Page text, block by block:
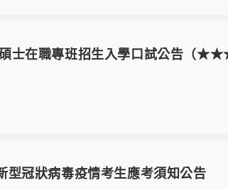
士在職專班招生入學口試公告（
冠狀病毒疫情考生應考須知公告